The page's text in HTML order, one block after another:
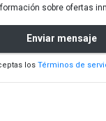
sobre ofertas
Enviar mensaje
los Términos de